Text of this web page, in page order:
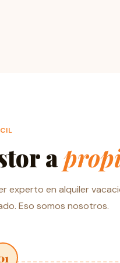
a
experto en alquiler
Eso somos nosotros.